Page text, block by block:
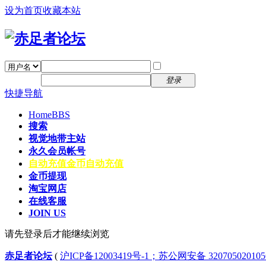
设为首页收藏本站
登录
快捷导航
HomeBBS
搜索
视觉地带主站
永久会员帐号
自动充值金币自动充值
金币提现
淘宝网店
在线客服
JOIN US
请先登录后才能继续浏览
赤足者论坛( 沪ICP备12003419号-1；苏公网安备